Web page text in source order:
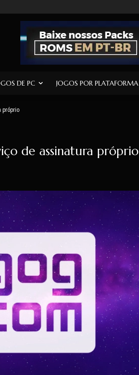
DE PC JOGOS POR PLATAFORMA
próprio
de assinatura próprio